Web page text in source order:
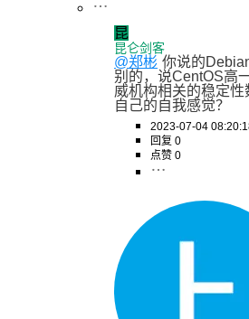
昆
昆仑剑客
@郑彬 你说的
别的，说CentOS高
威机构相关的稳定
自己的自我感觉？
2023-07-04
回复 0
点赞 0